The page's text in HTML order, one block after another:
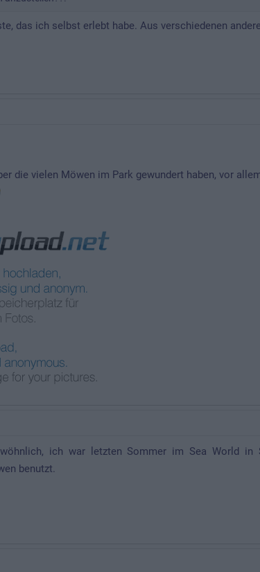
das ich selbst erlebt habe. Aus verschiedenen
die vielen Möwen im Park gewundert haben, vor
ich war letzten Sommer im Sea World in
benutzt.